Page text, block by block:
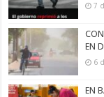
7
EN
6
EN